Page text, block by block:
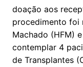
doação aos
procedimento foi
Machado (HFM)
contemplar 4
de Transplantes